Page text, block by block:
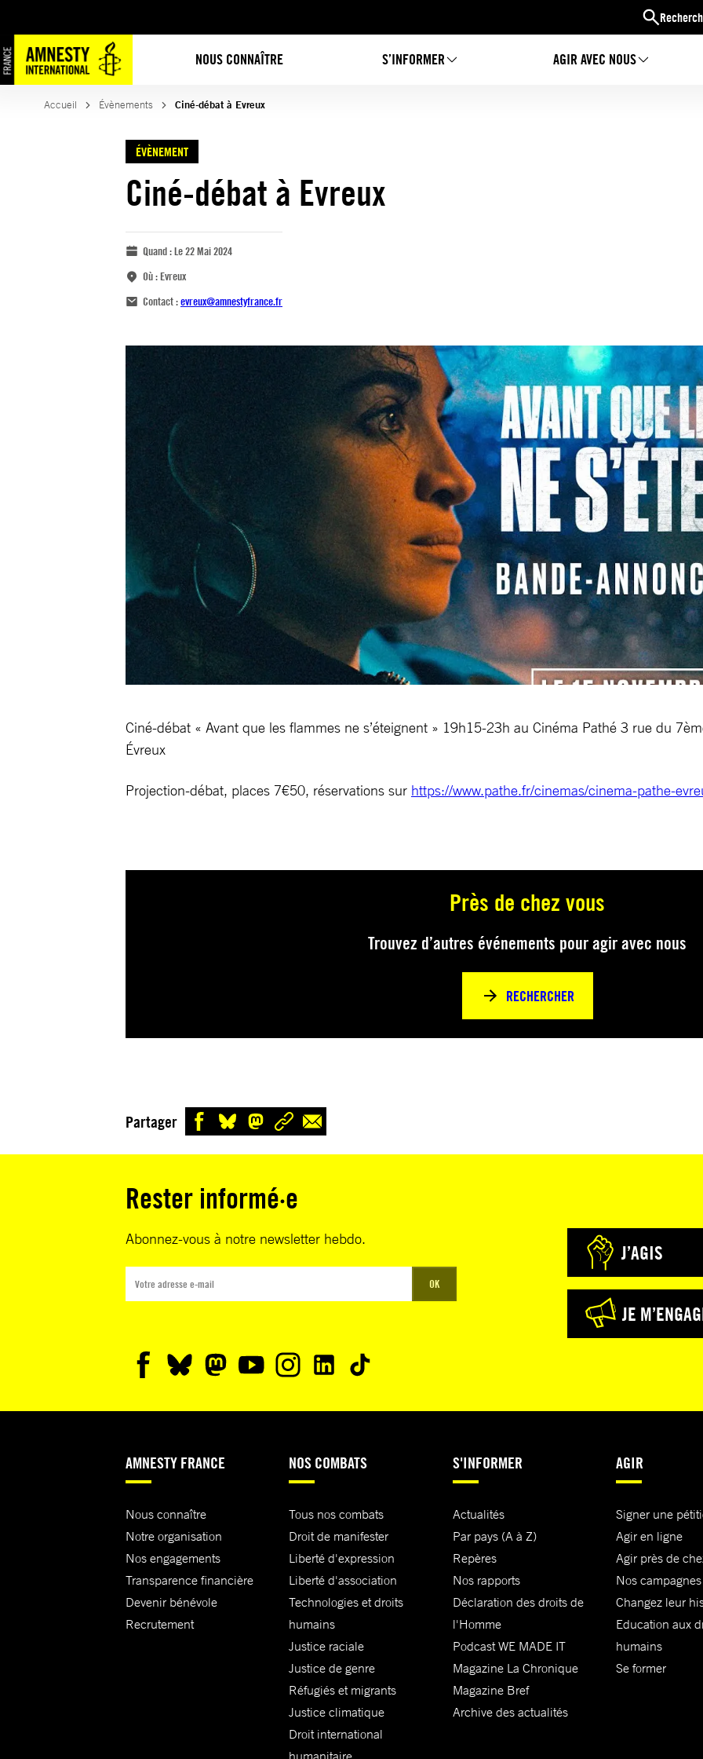
NOUS CONNAÎTRE S’INFORMER AGIR AVEC NOUS
Accueil Évènements Ciné-débat à Evreux
ÉVÈNEMENT
Ciné-débat à Evreux
Quand :Le 22 Mai 2024
Où :Evreux
Contact :evreux@amnestyfrance.fr
Ciné-débat « Avant que les flammes ne s’éteignent » 19h15-23h au Cinéma Pathé 3 rue du
Évreux
Projection-débat, places 7€50, réservations sur https://www.pathe.fr/cinemas/cinema-pathe-
Près de chez vous
Trouvez d’autres événements pour agir avec nous
RECHERCHER
Partager
Rester informé·e
Abonnez-vous à notre newsletter hebdo.
OK
J’AGIS
JE
AMNESTY FRANCE
Nous connaître
Notre organisation
Nos engagements
Transparence financière
Devenir bénévole
Recrutement
NOS COMBATS
Tous nos combats
Droit de manifester
Liberté d'expression
Liberté d'association
Technologies et droits
humains
Justice raciale
Justice de genre
Réfugiés et migrants
Justice climatique
Droit international
humanitaire
S'INFORMER
Actualités
Par pays (A à Z)
Repères
Nos rapports
Déclaration des droits de
l'Homme
Podcast WE MADE IT
Magazine La Chronique
Magazine Bref
Archive des actualités
AGIR
Signer une
Agir en ligne
Agir près de
Nos campagnes
Changez leur
Education aux
humains
Se former